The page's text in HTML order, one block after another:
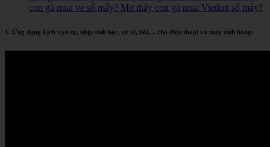
con gà mua vé số mấy? Mơ thấy con gà mua Vietlott số mấy?
1. Ứng dụng Lịch vạn sự, nhịp sinh học, tử vi, bói,... cho điện thoại và máy tính bảng: